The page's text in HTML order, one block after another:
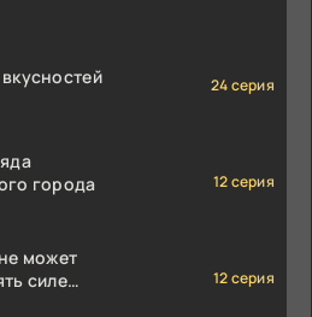
24 серия
города
12 серия
может
силе
12 серия